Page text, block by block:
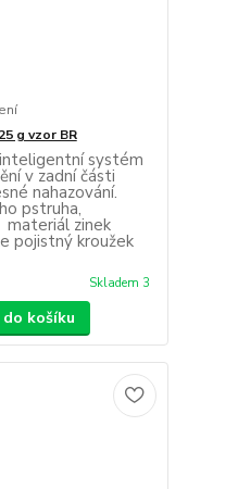
g vzor BR
systém
v zadní části
nahazování.
pstruha,
materiál zinek
pojistný kroužek
Skladem 3
košíku